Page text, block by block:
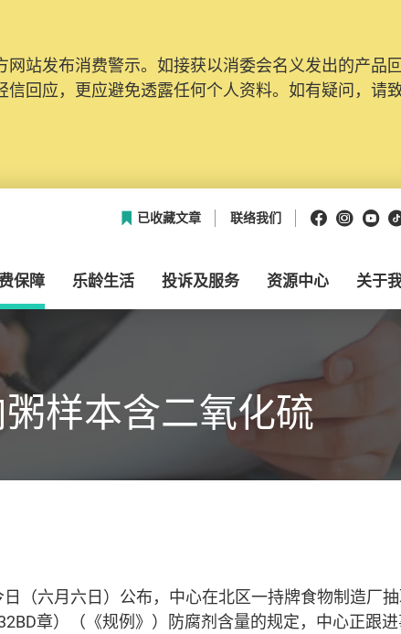
站发布消费警示。如接获以消委会名义发出的产品
回应，更应避免透露任何个人资料。如有疑问，请
已收藏文章 联络我们 Facebook
保障 乐龄生活 投诉及服务 资源中心 关于
样本含二氧化硫
（六月六日）公布，中心在北区一持牌食物制造厂
章）（《规例》）防腐剂含量的规定，中心正跟